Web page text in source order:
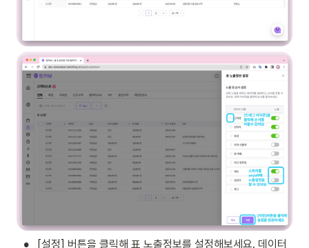
•
[설정] 버튼을 클릭해 표 노출정보를 설정해보세요. 데이터